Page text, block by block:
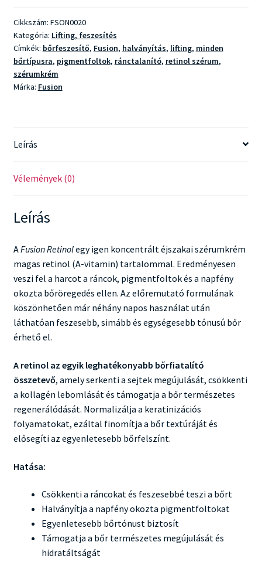
Cikkszám: FSON0020
Kategória: Lifting, feszesítés
Címkék: bőrfeszesítő, Fusion, halványítás, lifting, minden
bőrtípusra, pigmentfoltok, ránctalanító, retinol szérum,
szérumkrém
Márka: Fusion
Leírás
Vélemények (0)
Leírás
AFusion Retinolegy igen koncentrált éjszakai szérumkrém
magas retinol (A-vitamin) tartalommal. Eredményesen
veszi fel a harcot a ráncok, pigmentfoltok és a napfény
okozta bőröregedés ellen. Az előremutató formulának
köszönhetően már néhány napos használat után
láthatóan feszesebb, simább és egységesebb tónusú bőr
érhető el.
A retinol az egyik leghatékonyabb bőrfiatalító
összetevő, amely serkenti a sejtek megújulását, csökkenti
a kollagén lebomlását és támogatja a bőr természetes
regenerálódását. Normalizálja a keratinizációs
folyamatokat, ezáltal finomítja a bőr textúráját és
elősegíti az egyenletesebb bőrfelszínt.
Hatása:
Csökkenti a ráncokat és feszesebbé teszi a bőrt
Halványítja a napfény okozta pigmentfoltokat
Egyenletesebb bőrtónust biztosít
Támogatja a bőr természetes megújulását és
hidratáltságát